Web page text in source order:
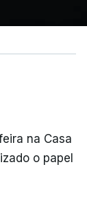
na Casa
o papel